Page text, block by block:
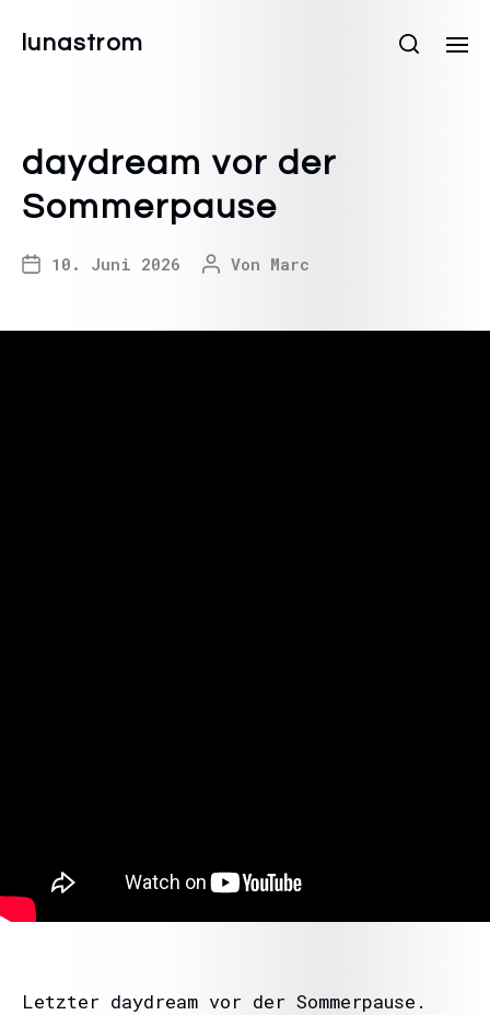
lunastrom
daydream vor der
Sommerpause
10. Juni 2026 Von Marc
Letzter daydream vor der Sommerpause.